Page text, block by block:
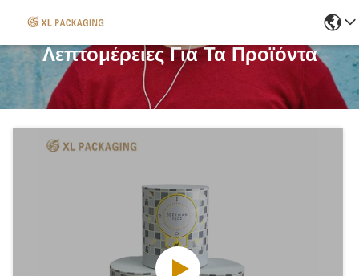
Λεπτομέρειες Για Τα Προϊόντα